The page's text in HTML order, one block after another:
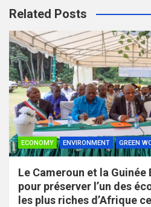
Related Posts
ECONOMY ENVIRONMENT GREEN
Le Cameroun et la
pour préserver l’un des
les plus riches d’Afrique